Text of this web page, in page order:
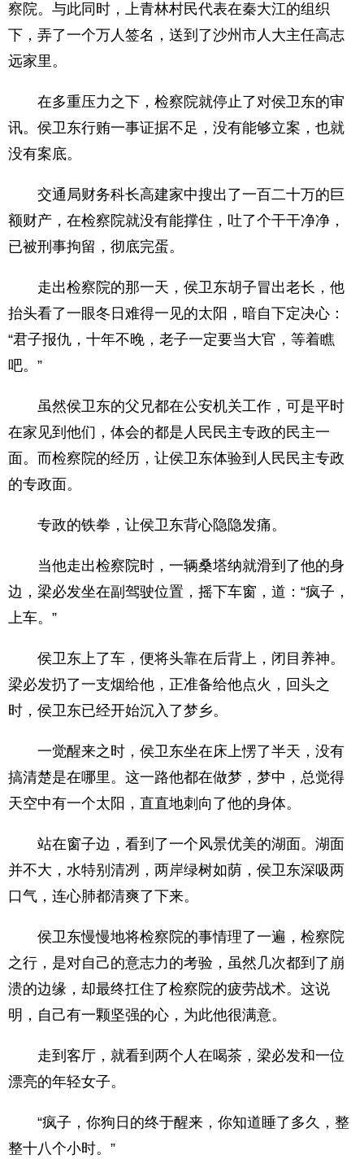
察院。与此同时，上青林村民代表在秦大江的组织
下，弄了一个万人签名，送到了沙州市人大主任高志
远家里。
在多重压力之下，检察院就停止了对侯卫东的审
讯。侯卫东行贿一事证据不足，没有能够立案，也就
没有案底。
交通局财务科长高建家中搜出了一百二十万的巨
额财产，在检察院就没有能撑住，吐了个干干净净，
已被刑事拘留，彻底完蛋。
走出检察院的那一天，侯卫东胡子冒出老长，他
抬头看了一眼冬日难得一见的太阳，暗自下定决心：
“君子报仇，十年不晚，老子一定要当大官，等着瞧
吧。”
虽然侯卫东的父兄都在公安机关工作，可是平时
在家见到他们，体会的都是人民民主专政的民主一
面。而检察院的经历，让侯卫东体验到人民民主专政
的专政面。
专政的铁拳，让侯卫东背心隐隐发痛。
当他走出检察院时，一辆桑塔纳就滑到了他的身
边，梁必发坐在副驾驶位置，摇下车窗，道：“疯子，
上车。”
侯卫东上了车，便将头靠在后背上，闭目养神。
梁必发扔了一支烟给他，正准备给他点火，回头之
时，侯卫东已经开始沉入了梦乡。
一觉醒来之时，侯卫东坐在床上愣了半天，没有
搞清楚是在哪里。这一路他都在做梦，梦中，总觉得
天空中有一个太阳，直直地刺向了他的身体。
站在窗子边，看到了一个风景优美的湖面。湖面
并不大，水特别清冽，两岸绿树如荫，侯卫东深吸两
口气，连心肺都清爽了下来。
侯卫东慢慢地将检察院的事情理了一遍，检察院
之行，是对自己的意志力的考验，虽然几次都到了崩
溃的边缘，却最终扛住了检察院的疲劳战术。这说
明，自己有一颗坚强的心，为此他很满意。
走到客厅，就看到两个人在喝茶，梁必发和一位
漂亮的年轻女子。
“疯子，你狗日的终于醒来，你知道睡了多久，整
整十八个小时。”